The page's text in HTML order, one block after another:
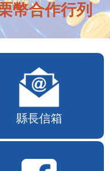
幣合作行列
縣長信箱